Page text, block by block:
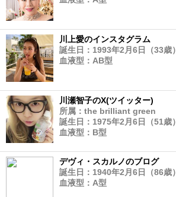
川上愛のインスタグラム
誕生日：1993年2月6日（33歳）
血液型：AB型
川瀬智子のX(ツイッター)
所属：the brilliant green
誕生日：1975年2月6日（51歳）
血液型：B型
デヴィ・スカルノのブログ
誕生日：1940年2月6日（86歳）
血液型：A型